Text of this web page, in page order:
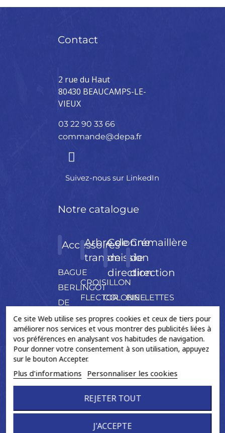
Ce site Web utilise ses propres cookies et ceux de tiers pour
améliorer nos services et vous montrer des publicités liées à
vos préférences en analysant vos habitudes de navigation.
Pour donner votre consentement à son utilisation, appuyez
sur le bouton Accepter.
Plus d'informations Personnaliser les cookies
REJETER TOUT
J'ACCEPTE
Contact
2 rue du Haut
80430 BEAUCAMPS-LE-
VIEUX
03 22 90 33 66
commande@depa.fr
Suivez-nous sur LinkedIn
Notre catalogue
Accessoires
BAGUE
BERLINGOT
DE
GRAISSE
CONE DE
MONTAGE
CONES
NEUF
COURONNE
ABS
AIMANTE
Arbre de
transmission
CROISILLON
FLECTOR
ORIGINE
ARBRE
PALIER
Colonne
de
direction
COLONNE
ELECT.
Crémaillère
de
direction
BIELLETTES
ASSISTEE
ECH.
MECANIQUE
ECH.
Crémaillères